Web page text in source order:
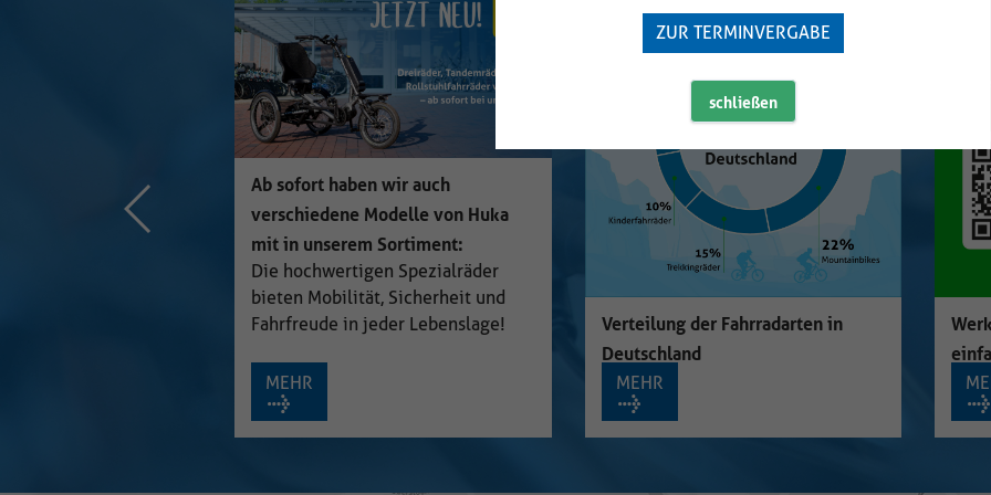
ZUR TERMINVERGABE
schließen
Verteilung der Fahrradarten in
Deutschland
MEHR
einfach online buchen!
MEHR
ZWEIRAD HANNING
MARTIN-LUTHER-STRASSE 19
48301 NOTTULN